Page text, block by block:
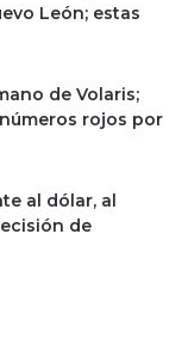
León; estas
de Volaris;
rojos por
al dólar, al
de